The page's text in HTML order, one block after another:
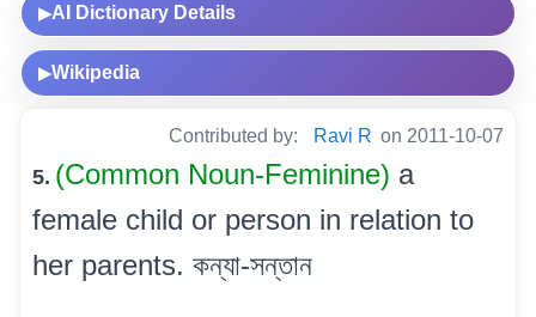
▶AI Dictionary Details
▶Wikipedia
Contributed by: Ravi R on 2011-10-07
5. (Common Noun-Feminine) a
female child or person in relation to
her parents. কন্যা-সন্তান